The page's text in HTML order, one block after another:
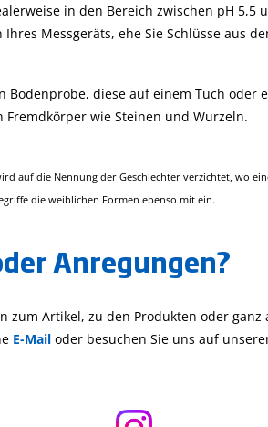
in den Bereich zwischen pH
Messgeräts, ehe Sie Schlüsse aus
diese auf einem Tuch oder
wie Steinen und Wurzeln.
auf die Nennung der Geschlechter verzichtet, wo
die weiblichen Formen ebenso mit ein.
Anregungen?
zum Artikel, zu den Produkten oder
E-Mail oder besuchen Sie uns auf